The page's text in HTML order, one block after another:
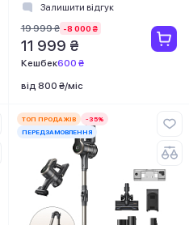
Залишити відгук
19 999 ₴ -8 000 ₴
11 999 ₴
Кешбек600 ₴
від 800 ₴/міс
ТОП ПРОДАЖІВ
-35%
ПЕРЕДЗАМОВЛЕННЯ